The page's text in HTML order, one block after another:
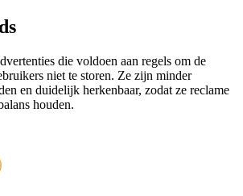
die voldoen aan regels om de
niet te storen. Ze zijn minder
en duidelijk herkenbaar, zodat ze reclame
houden.